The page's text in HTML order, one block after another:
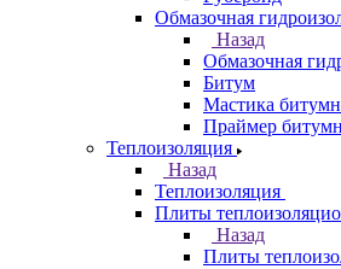
Обмазочная
Назад
Обмазочная
Битум
Мастика
Праймер
Теплоизоляция
Назад
Теплоизоляция
Плиты
Назад
Плиты